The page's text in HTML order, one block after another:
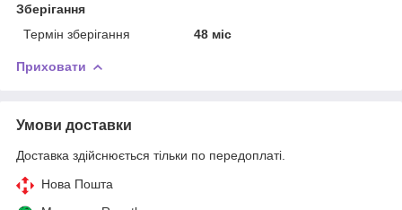
Зберігання
Термін зберігання
48 міс
Приховати
Умови доставки
Доставка здійснюється тільки по передоплаті.
Нова Пошта